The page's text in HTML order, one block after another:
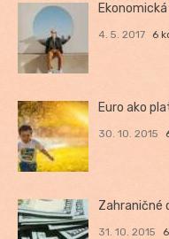
4. 5. 2017 6
Euro ako
30. 10. 2015
Zahraničné
31. 10. 2015